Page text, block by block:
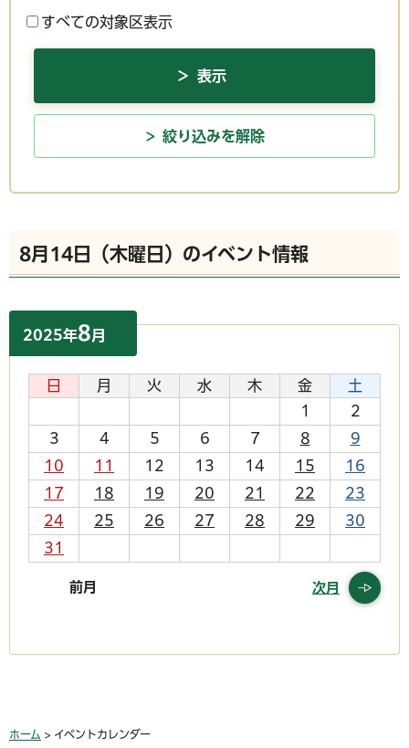
すべての対象区表示
絞り込みを解除
8月14日（木曜日）のイベント情報
2025年8月
日 月 火 水 木 金
土
1
2
3
4 5 6 7 8
9
10
11 12 13 14 15
16
17
18 19 20 21 22
23
24
25 26 27 28 29
30
31
前月 次月
ホーム > イベントカレンダー